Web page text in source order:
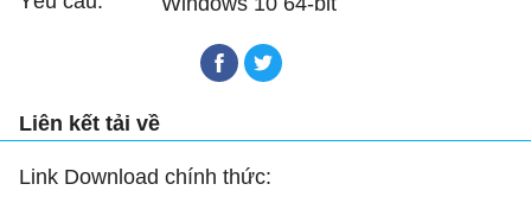
Liên kết tải về
Link Download chính thức: